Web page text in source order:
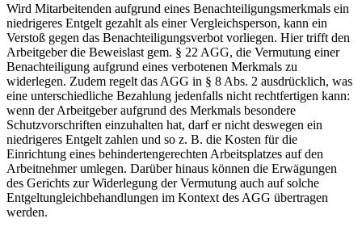
Wird Mitarbeitenden aufgrund eines Benachteiligungsmerkmals ein
niedrigeres Entgelt gezahlt als einer Vergleichsperson, kann ein
Verstoß gegen das Benachteiligungsverbot vorliegen. Hier trifft den
Arbeitgeber die Beweislast gem. § 22 AGG, die Vermutung einer
Benachteiligung aufgrund eines verbotenen Merkmals zu
widerlegen. Zudem regelt das AGG in § 8 Abs. 2 ausdrücklich, was
eine unterschiedliche Bezahlung jedenfalls nicht rechtfertigen kann:
wenn der Arbeitgeber aufgrund des Merkmals besondere
Schutzvorschriften einzuhalten hat, darf er nicht deswegen ein
niedrigeres Entgelt zahlen und so z. B. die Kosten für die
Einrichtung eines behindertengerechten Arbeitsplatzes auf den
Arbeitnehmer umlegen. Darüber hinaus können die Erwägungen
des Gerichts zur Widerlegung der Vermutung auch auf solche
Entgeltungleichbehandlungen im Kontext des AGG übertragen
werden.